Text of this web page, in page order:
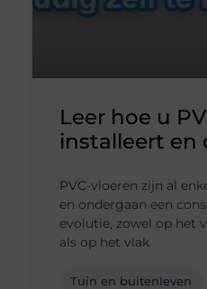
Leer hoe u
installeert
PVC-vloeren zijn al
en ondergaan een
evolutie, zowel op het
als op het vlak
Tuin en buitenleven